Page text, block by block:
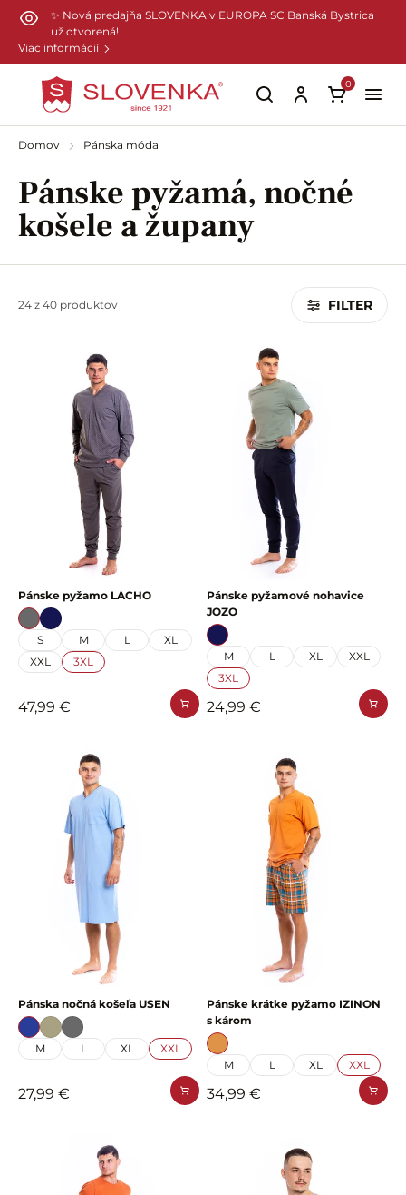
Preskočiť na hlavný obsah
✨ Nová predajňa SLOVENKA v EUROPA SC Banská Bystrica
už otvorená!
Viac informácií
0
Domov Pánska móda
Pánske pyžamá, nočné
košele a župany
24 z 40 produktov FILTER
Pánske pyžamo LACHO
S M L
XL
XXL
3XL
47,99 €
Pánske pyžamové nohavice
JOZO
M L XL
XXL
3XL
24,99 €
Pánska nočná košeľa USEN
M L XL XXL
27,99 €
Pánske krátke pyžamo IZINON
s károm
M L XL XXL
34,99 €